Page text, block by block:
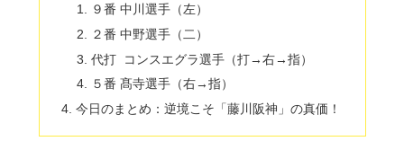
９番 中川選手（左）
２番 中野選手（二）
代打 コンスエグラ選手（打→右→指）
５番 髙寺選手（右→指）
今日のまとめ：逆境こそ「藤川阪神」の真価！